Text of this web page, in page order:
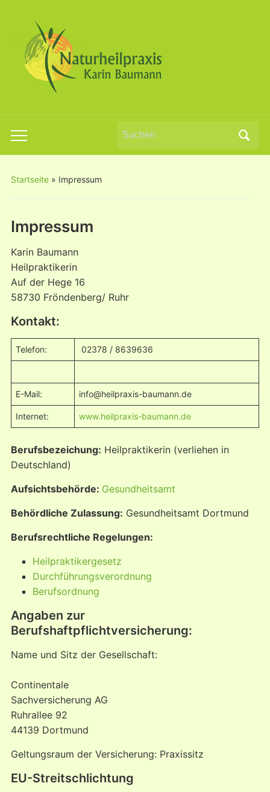
Toggle
mobile
Search
Startseite» Impressum
Impressum
Karin Baumann
Heilpraktikerin
Auf der Hege 16
58730 Fröndenberg/ Ruhr
Kontakt:
Telefon: 02378 / 8639636
E-Mail: info@heilpraxis-baumann.de
Internet: www.heilpraxis-baumann.de
Berufsbezeichung: Heilpraktikerin (verliehen in
Deutschland)
Aufsichtsbehörde: Gesundheitsamt
Behördliche Zulassung: Gesundheitsamt Dortmund
Berufsrechtliche Regelungen:
Heilpraktikergesetz
Durchführungsverordnung
Berufsordnung
Angaben zur
Berufshaftpflichtversicherung:
Name und Sitz der Gesellschaft:
Continentale
Sachversicherung AG
Ruhrallee 92
44139 Dortmund
Geltungsraum der Versicherung: Praxissitz
EU-Streitschlichtung